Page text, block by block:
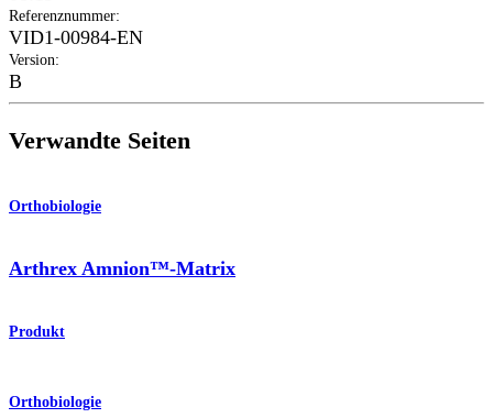
Referenznummer:
VID1-00984-EN
Version:
B
Verwandte Seiten
Orthobiologie
Arthrex Amnion™-Matrix
Produkt
Orthobiologie